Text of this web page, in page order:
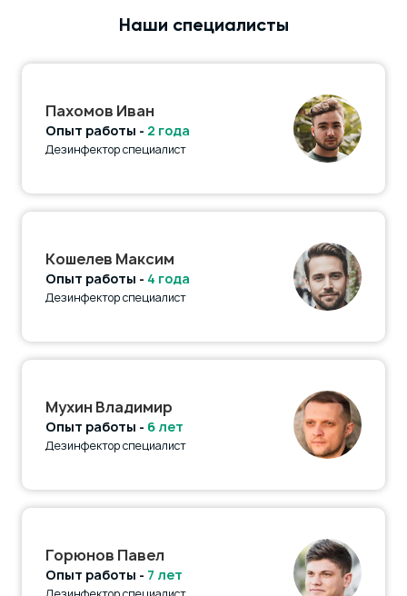
Наши специалисты
Пахомов Иван
Опыт работы - 2 года
Дезинфектор специалист
Кошелев Максим
Опыт работы - 4 года
Дезинфектор специалист
Мухин Владимир
Опыт работы - 6 лет
Дезинфектор специалист
Горюнов Павел
Опыт работы - 7 лет